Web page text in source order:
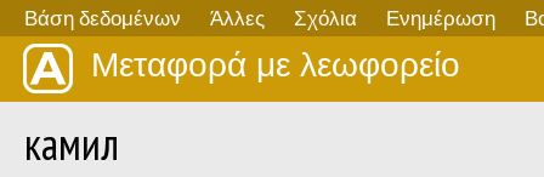
Βάση δεδομένων Άλλες Σχόλια Ενημέρωση
Μεταφορά με λεωφορείο
камил